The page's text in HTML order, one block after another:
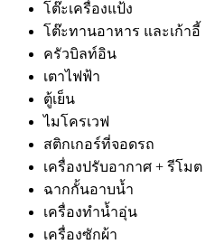
โต๊ะเครื่องแป้ง
โต๊ะทานอาหาร และเก้าอี้
ครัวบิลท์อิน
เตาไฟฟ้า
ตู้เย็น
ไมโครเวฟ
สติกเกอร์ที่จอดรถ
เครื่องปรับอากาศ + รีโมต
ฉากกั้นอาบน้ำ
เครื่องทำน้ำอุ่น
เครื่องซักผ้า